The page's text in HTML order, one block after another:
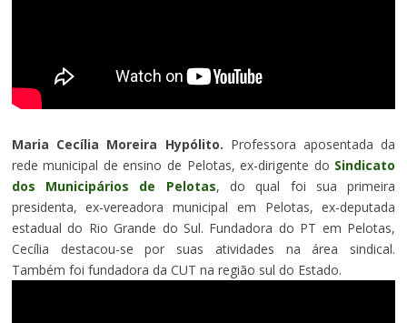
Maria Cecília Moreira Hypólito. Professora aposentada da
rede municipal de ensino de Pelotas, ex-dirigente do Sindicato
dos Municipários de Pelotas, do qual foi sua primeira
presidenta, ex-vereadora municipal em Pelotas, ex-deputada
estadual do Rio Grande do Sul. Fundadora do PT em Pelotas,
Cecília destacou-se por suas atividades na área sindical.
Também foi fundadora da CUT na região sul do Estado.